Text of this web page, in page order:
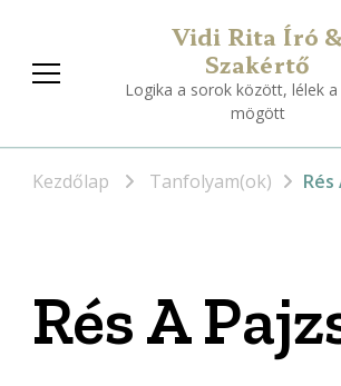
Vidi Rita Író
Szakértő
Logika a sorok között, lélek a
mögött
Kezdőlap Tanfolyam(ok) Rés
Rés A